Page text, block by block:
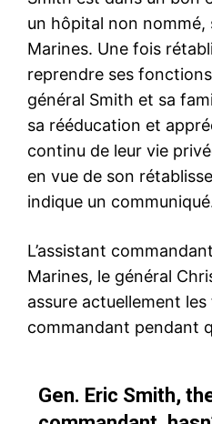
un hôpital non nommé,
Marines. Une fois
reprendre ses
général Smith et sa
sa rééducation et
continu de leur vie
en vue de son
indique un
L’assistant
Marines, le général
assure actuellement
commandant pendant
Gen. Eric Smith,